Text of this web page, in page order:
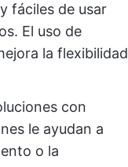
fáciles de usar
El uso de
la flexibilidad
con
le ayudan a
o la